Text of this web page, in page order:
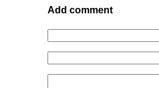
Add comment